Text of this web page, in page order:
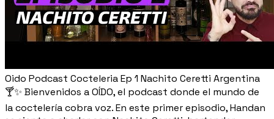
Oido Podcast Cocteleria Ep 1 Nachito Ceretti Argentina
🍸✨ Bienvenidos a OÍDO, el podcast donde el mundo de
la coctelería cobra voz. En este primer episodio, Handan